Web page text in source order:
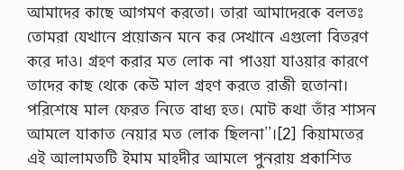
আমাদের কাছে আগমণ করতো। তারা আমাদেরকে বলতঃ
তোমরা যেখানে প্রয়োজন মনে কর সেখানে এগুলো বিতরণ
করে দাও। গ্রহণ করার মত লোক না পাওয়া যাওয়ার কারণে
তাদের কাছ থেকে কেউ মাল গ্রহণ করতে রাজী হতোনা।
পরিশেষে মাল ফেরত নিতে বাধ্য হত। মোট কথা তাঁর শাসন
আমলে যাকাত নেয়ার মত লোক ছিলনা’’।[2] কিয়ামতের
এই আলামতটি ইমাম মাহদীর আমলে পুনরায় প্রকাশিত